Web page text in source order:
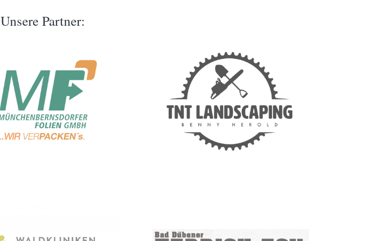
Unsere Partner: